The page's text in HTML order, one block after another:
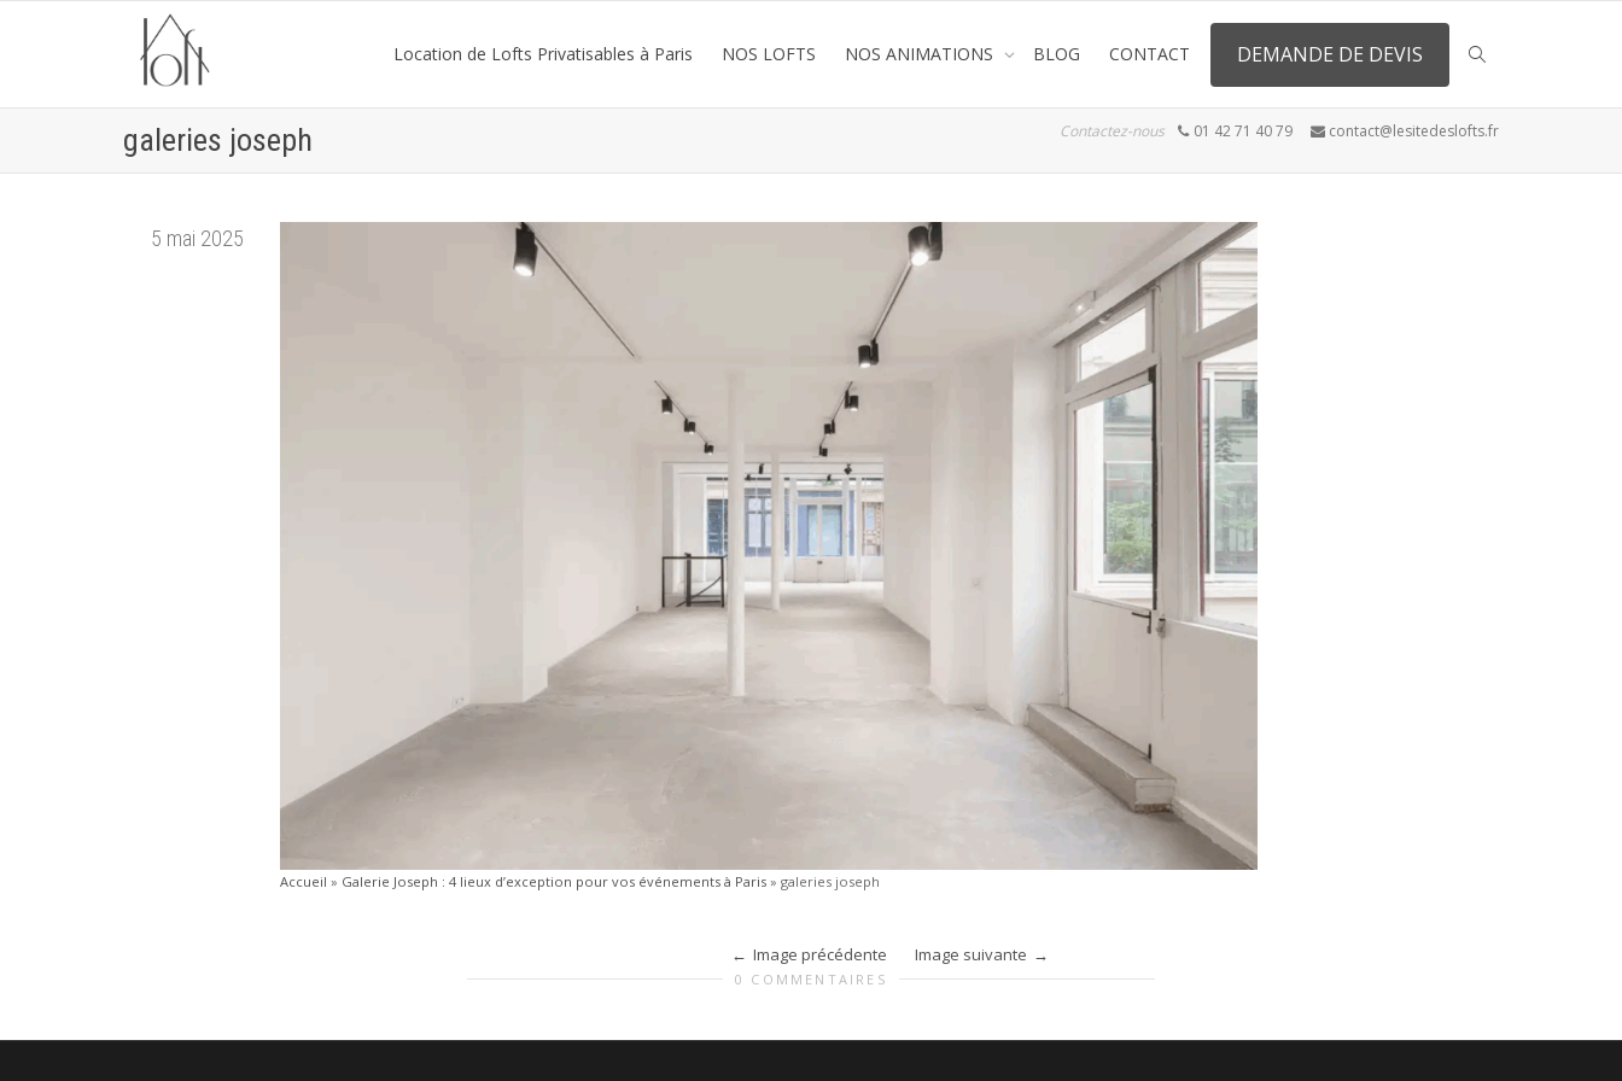
Location de Lofts Privatisables à Paris NOS LOFTS NOS ANIMATIONS BLOG CONTACT DEMANDE DE DEVIS
galeries joseph Contactez-nous 01 42 71 40 79 contact@lesitedeslofts.fr
5 mai 2025
Accueil » Galerie Joseph : 4 lieux d’exception pour vos événements à Paris » galeries joseph
Image précédente Image suivante
0 COMMENTAIRES